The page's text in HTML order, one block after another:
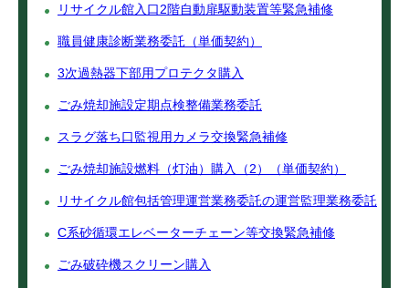
リサイクル館入口2階自動扉駆動装置等緊急補修
職員健康診断業務委託（単価契約）
3次過熱器下部用プロテクタ購入
ごみ焼却施設定期点検整備業務委託
スラグ落ち口監視用カメラ交換緊急補修
ごみ焼却施設燃料（灯油）購入（2）（単価契約）
リサイクル館包括管理運営業務委託の運営監理業務委託
C系砂循環エレベーターチェーン等交換緊急補修
ごみ破砕機スクリーン購入